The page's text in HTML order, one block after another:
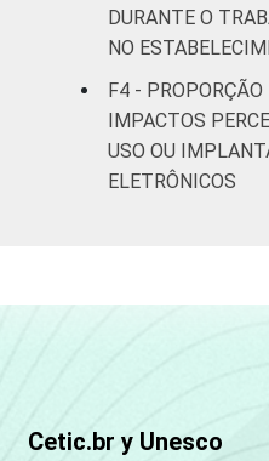
1Base: 2.037
estimuladas.
setembro de 2014
Fonte: NIC.br -
DURANTE O
NO
F4 - PROPORÇÃO
IMPACTOS
USO OU
ELETRÔNICOS
Cetic.br y Unesco